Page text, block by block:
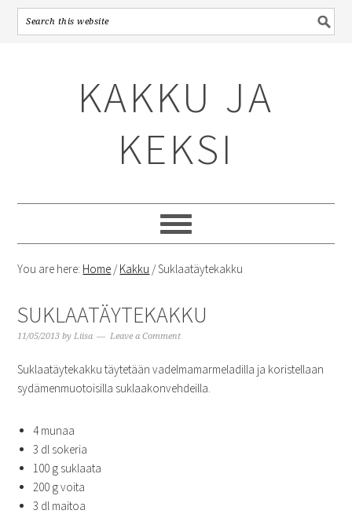
KAKKU JA
KEKSI
You are here: Home /Kakku /Suklaatäytekakku
SUKLAATÄYTEKAKKU
11/05/2013 byLiisa Leave a Comment
Suklaatäytekakku täytetään vadelmamarmeladilla ja koristellaan
sydämenmuotoisilla suklaakonvehdeilla.
4 munaa
3 dl sokeria
100 g suklaata
200 g voita
3 dl maitoa